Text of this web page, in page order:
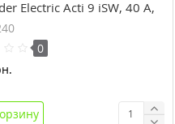
Electric Acti 9 iSW, 40 А,
415В пер.тока
0